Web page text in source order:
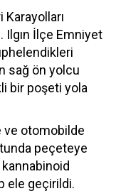
Karayolları
Ilgın İlçe Emniyet
sağ ön yolcu
bir poşeti yola
ve otomobilde
peçeteye
ele geçirildi.